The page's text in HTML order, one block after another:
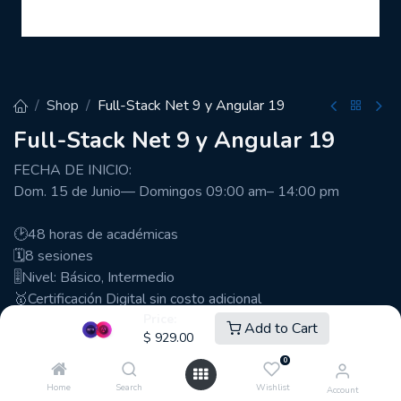
$ 929.00 Add to Cart
Home Search
0
Wishlist Account
Shop Full-Stack Net 9 y Angular 19
Full-Stack Net 9 y Angular 19
FECHA DE INICIO:
Dom. 15 de Junio— Domingos 09:00 am– 14:00 pm
🕑48 horas de académicas
🗓️8 sesiones
🎚️Nivel: Básico, Intermedio
🥇Certificación Digital sin costo adicional
929.00